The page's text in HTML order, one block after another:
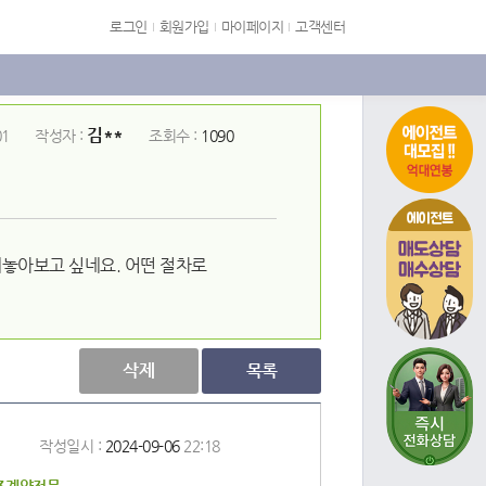
로그인 회원가입 마이페이지 고객센터
에이전트
작성자 : 김** 조회수 : 1090
아보고 싶네요. 어떤 절차로
삭제 목록
작성일시 : 2024-09-0622:18